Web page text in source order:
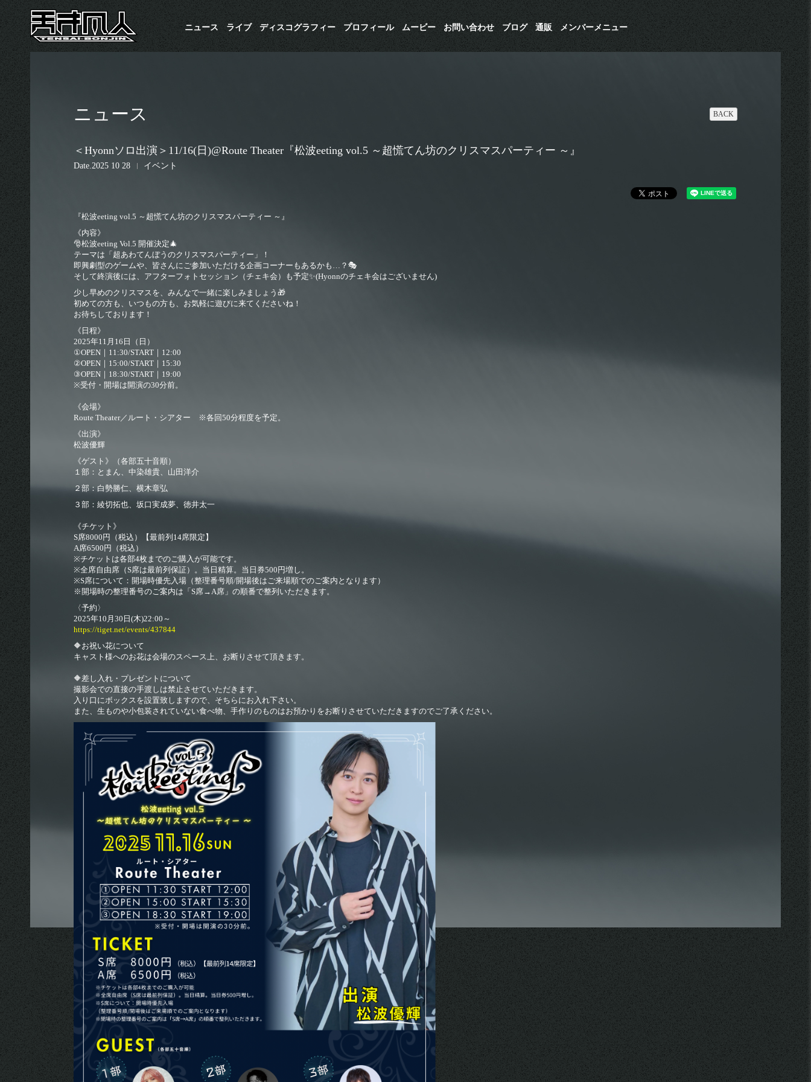
ニュース ライブ ​ディスコグラフィー プロフィール ムービー お問い合わせ ブログ 通販 メンバーメニュー
ニュース BACK
＜Hyonnソロ出演＞11/16(日)@Route Theater『松波eeting vol.5 ～超慌てん坊のクリスマスパーティー ～』
Date 2025 10 28 イベント
『松波eeting vol.5 ～超慌てん坊のクリスマスパーティー ～』
《内容》
🎅松波eeting Vol.5 開催決定🎄
テーマは「超あわてんぼうのクリスマスパーティー」！
即興劇型のゲームや、皆さんにご参加いただける企画コーナーもあるかも…？🎭
そして終演後には、アフターフォトセッション（チェキ会）も予定✨(Hyonnのチェキ会はございません)
少し早めのクリスマスを、みんなで一緒に楽しみましょう🎁
初めての方も、いつもの方も、お気軽に遊びに来てくださいね！
お待ちしております！
《日程》
2025年11月16日（日）
①OPEN｜11:30/START｜12:00
②OPEN｜15:00/START｜15:30
③OPEN｜18:30/START｜19:00
※受付・開場は開演の30分前。
《会場》
Route Theater／ルート・シアター ※各回50分程度を予定。
《出演》
松波優輝
《ゲスト》（各部五十音順）
１部：とまん、中染雄貴、山田洋介
２部：白勢勝仁、横木章弘
３部：綾切拓也、坂口実成夢、徳井太一
《チケット》
S席8000円（税込）【最前列14席限定】
A席6500円（税込）
※チケットは各部4枚までのご購入が可能です。
※全席自由席（S席は最前列保証）。当日精算。当日券500円増し。
※S席について：開場時優先入場（整理番号順/開場後はご来場順でのご案内となります）
※開場時の整理番号のご案内は「S席→A席」の順番で整列いただきます。
〈予約〉
2025年10月30日(木)22:00～
https://tiget.net/events/437844
🔶お祝い花について
キャスト様へのお花は会場のスペース上、お断りさせて頂きます。
🔶差し入れ・プレゼントについて
撮影会での直接の手渡しは禁止させていただきます。
入り口にボックスを設置致しますので、そちらにお入れ下さい。
また、生ものや小包装されていない食べ物、手作りのものはお預かりをお断りさせていただきますのでご了承ください。
© 2026 euclid agency All Rigthts Reserverd. Powered by
SKIYAKI Inc.